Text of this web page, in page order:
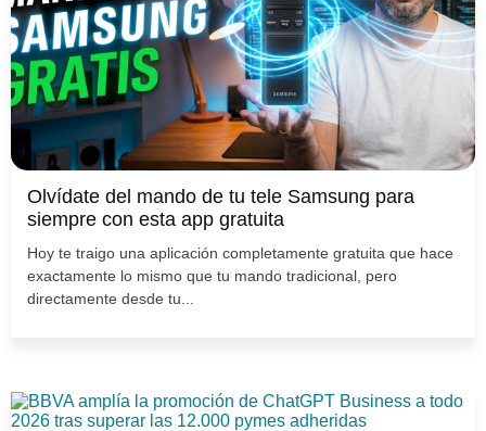
Olvídate del mando de tu tele Samsung para
siempre con esta app gratuita
Hoy te traigo una aplicación completamente gratuita que hace
exactamente lo mismo que tu mando tradicional, pero
directamente desde tu...